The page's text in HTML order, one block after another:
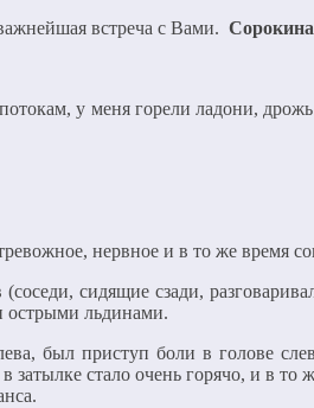
встреча с Вами.
у меня горели ладони,
нервное и в то же время
сидящие сзади,
острыми льдинами.
был приступ боли в голове
стало очень горячо, и в